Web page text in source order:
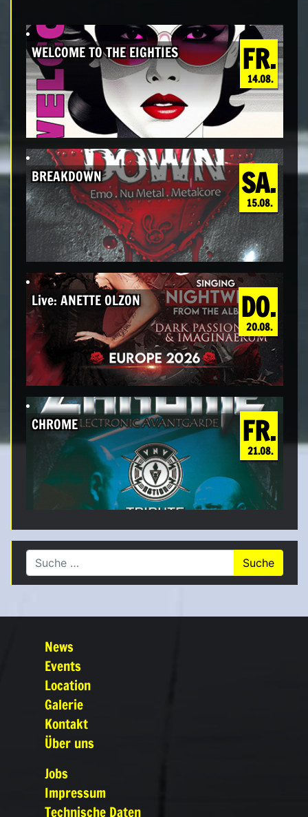
FR.
14.08.
WELCOME TO THE EIGHTIES
SA.
15.08.
BREAKDOWN
DO.
20.08.
Live: ANETTE OLZON
FR.
21.08.
CHROME
Suche nach:
News
Events
Location
Galerie
Kontakt
Über uns
Jobs
Impressum
Technische Daten